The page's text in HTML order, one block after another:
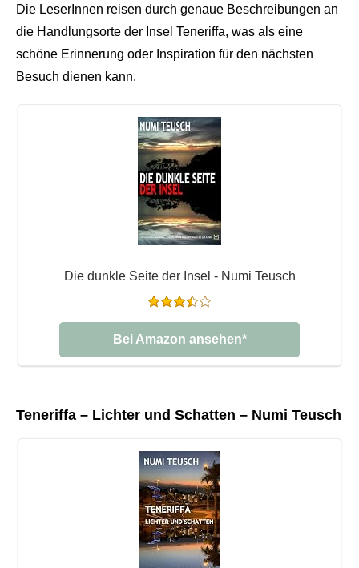
Die LeserInnen reisen durch genaue Beschreibungen an
die Handlungsorte der Insel Teneriffa, was als eine
schöne Erinnerung oder Inspiration für den nächsten
Besuch dienen kann.
Die dunkle Seite der Insel - Numi Teusch
Bei Amazon ansehen*
Teneriffa – Lichter und Schatten – Numi Teusch